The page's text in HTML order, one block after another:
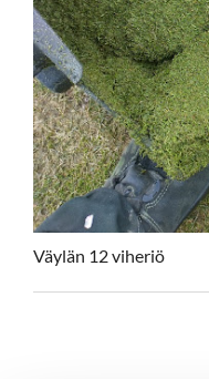
Väylän 12 viheriö